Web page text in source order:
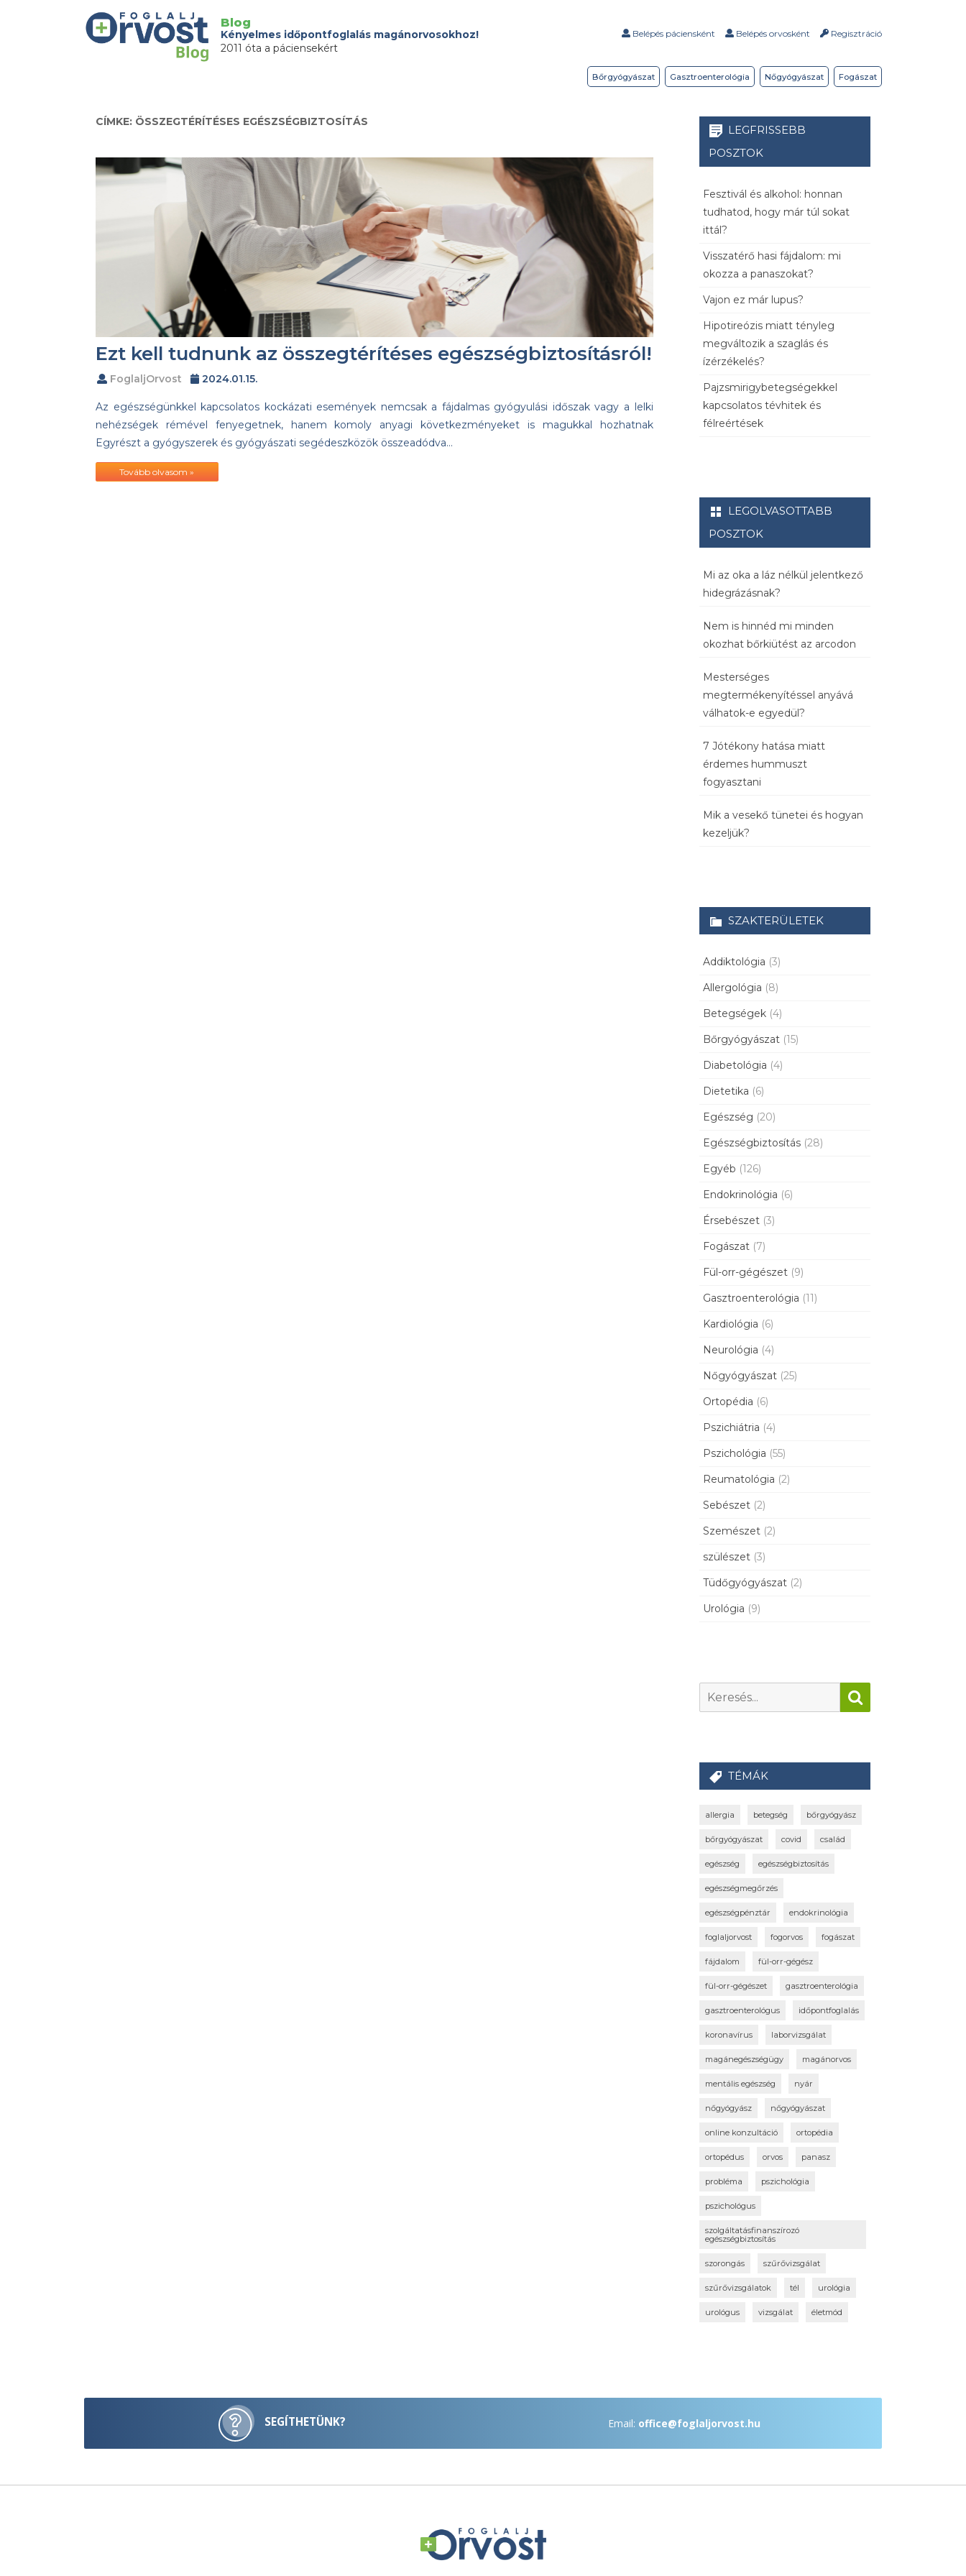
Blog
Kényelmes időpontfoglalás magánorvosokhoz!
2011 óta a páciensekért
Belépés páciensként Belépés orvosként Regisztráció
Fogászat
Nőgyógyászat
Gasztroenterológia
Bőrgyógyászat
CÍMKE: ÖSSZEGTÉRÍTÉSES EGÉSZSÉGBIZTOSÍTÁS
Ezt kell tudnunk az összegtérítéses egészségbiztosításról!
FoglaljOrvost 2024.01.15.
Az egészségünkkel kapcsolatos kockázati események nemcsak a fájdalmas gyógyulási időszak vagy a lelki
nehézségek rémével fenyegetnek, hanem komoly anyagi következményeket is magukkal hozhatnak
Egyrészt a gyógyszerek és gyógyászati segédeszközök összeadódva…
Tovább olvasom »
LEGFRISSEBB
POSZTOK
Fesztivál és alkohol: honnan
tudhatod, hogy már túl sokat
ittál?
Visszatérő hasi fájdalom: mi
okozza a panaszokat?
Vajon ez már lupus?
Hipotireózis miatt tényleg
megváltozik a szaglás és
ízérzékelés?
Pajzsmirigybetegségekkel
kapcsolatos tévhitek és
félreértések
LEGOLVASOTTABB
POSZTOK
Mi az oka a láz nélkül jelentkező
hidegrázásnak?
Nem is hinnéd mi minden
okozhat bőrkiütést az arcodon
Mesterséges
megtermékenyítéssel anyává
válhatok-e egyedül?
7 Jótékony hatása miatt
érdemes hummuszt
fogyasztani
Mik a vesekő tünetei és hogyan
kezeljük?
SZAKTERÜLETEK
Addiktológia (3)
Allergológia (8)
Betegségek (4)
Bőrgyógyászat (15)
Diabetológia (4)
Dietetika (6)
Egészség (20)
Egészségbiztosítás (28)
Egyéb (126)
Endokrinológia (6)
Érsebészet (3)
Fogászat (7)
Fül-orr-gégészet (9)
Gasztroenterológia (11)
Kardiológia (6)
Neurológia (4)
Nőgyógyászat (25)
Ortopédia (6)
Pszichiátria (4)
Pszichológia (55)
Reumatológia (2)
Sebészet (2)
Szemészet (2)
szülészet (3)
Tüdőgyógyászat (2)
Urológia (9)
TÉMÁK
allergia betegség bőrgyógyász
bőrgyógyászat covid család
egészség egészségbiztosítás
egészségmegőrzés
egészségpénztár endokrinológia
foglaljorvost fogorvos fogászat
fájdalom fül-orr-gégész
fül-orr-gégészet gasztroenterológia
gasztroenterológus időpontfoglalás
koronavírus laborvizsgálat
magánegészségügy magánorvos
mentális egészség nyár
nőgyógyász nőgyógyászat
online konzultáció ortopédia
ortopédus orvos panasz
probléma pszichológia
pszichológus
szolgáltatásfinanszírozó
egészségbiztosítás
szorongás szűrővizsgálat
szűrővizsgálatok tél urológia
urológus vizsgálat életmód
SEGÍTHETÜNK? Email: office@foglaljorvost.hu